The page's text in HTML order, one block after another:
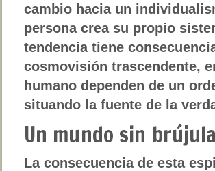
cambio hacia un
persona crea su propio
tendencia tiene
cosmovisión trascendente,
humano dependen de un
situando la fuente de la
Un mundo sin brújula
La consecuencia de esta